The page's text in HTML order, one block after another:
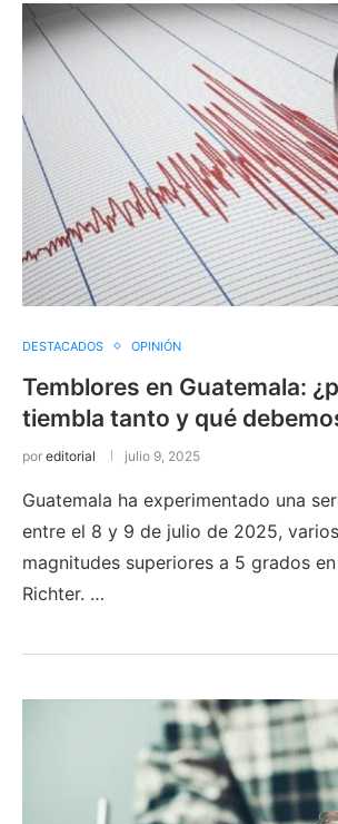
DESTACADOS OPINIÓN
Temblores en Guatemala:
tiembla tanto y qué
por editorial julio 9, 2025
Guatemala ha experimentado una
entre el 8 y 9 de julio de 2025,
magnitudes superiores a 5 grados
Richter. …